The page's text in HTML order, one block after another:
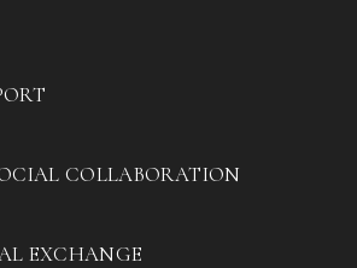
COLLABORATION
EXCHANGE